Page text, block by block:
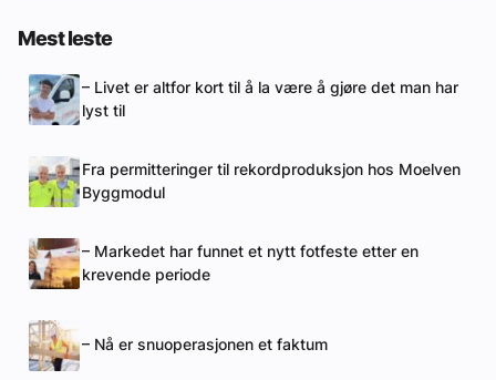
Mest leste
– Livet er altfor kort til å la være å gjøre det man har
lyst til
Fra permitteringer til rekordproduksjon hos Moelven
Byggmodul
– Markedet har funnet et nytt fotfeste etter en
krevende periode
– Nå er snuoperasjonen et faktum